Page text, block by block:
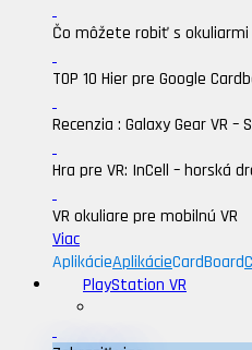
Čo môžete robiť s
TOP 10 Hier pre Google
Recenzia : Galaxy Gear VR
Hra pre VR: InCell – horská
VR okuliare pre mobilnú VR
Viac
AplikácieAplikácieCardBoard
PlayStation VR